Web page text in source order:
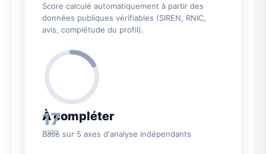
Score calculé automatiquement à partir des
données publiques vérifiables (SIREN, RNIC,
avis, complétude du profil).
17
/100
À compléter
Basé sur 5 axes d'analyse indépendants